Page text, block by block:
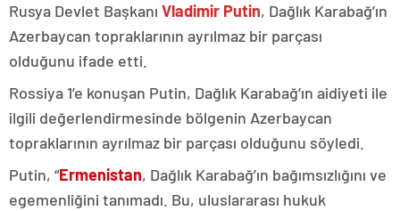
Rusya Devlet Başkanı Vladimir Putin, Dağlık Karabağ’ın
Azerbaycan topraklarının ayrılmaz bir parçası
olduğunu ifade etti.
Rossiya 1’e konuşan Putin, Dağlık Karabağ’ın aidiyeti ile
ilgili değerlendirmesinde bölgenin Azerbaycan
topraklarının ayrılmaz bir parçası olduğunu söyledi.
Putin, “Ermenistan, Dağlık Karabağ’ın bağımsızlığını ve
egemenliğini tanımadı. Bu, uluslararası hukuk